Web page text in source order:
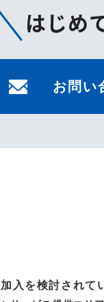
はじめ
お問い
加入を検討されて